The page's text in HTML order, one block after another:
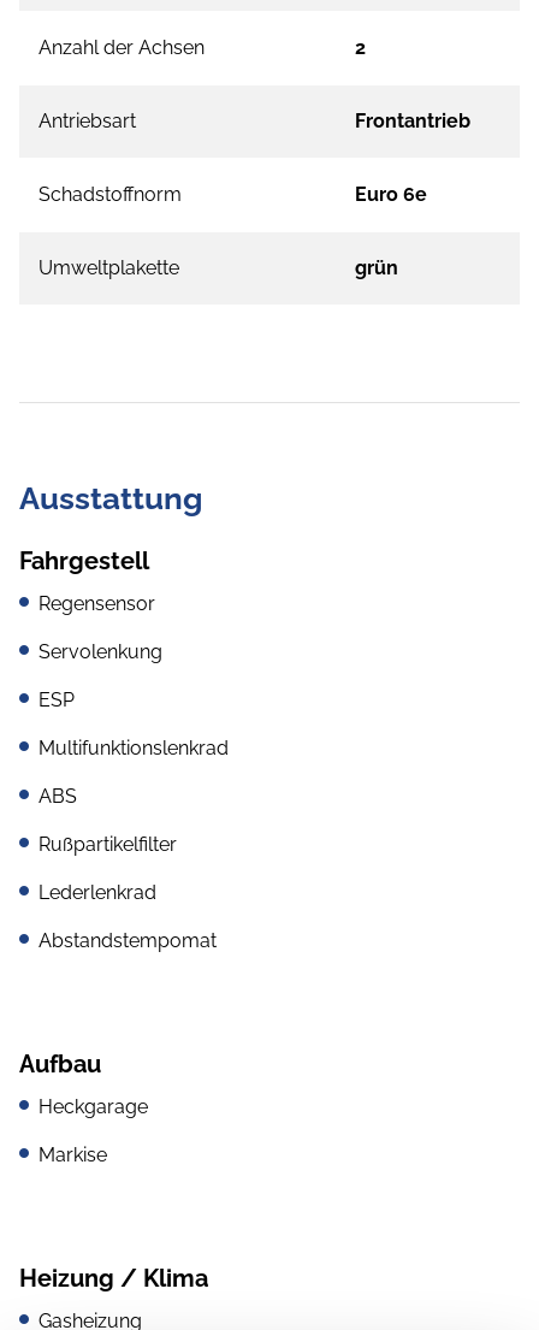
Anzahl der Achsen 2
Antriebsart Frontantrieb
Schadstoffnorm Euro 6e
Umweltplakette grün
Ausstattung
Fahrgestell
Regensensor
Servolenkung
ESP
Multifunktionslenkrad
ABS
Rußpartikelfilter
Lederlenkrad
Abstandstempomat
Aufbau
Heckgarage
Markise
Heizung / Klima
Gasheizung